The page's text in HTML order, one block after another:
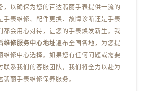
，以确保为您的百达翡丽手表提供一流的
手表维修、配件更换、故障诊断还是手表
都会用心对待，让您的手表焕发新生。我
维修服务中心地址遍布全国各地，为您提
维修中心选择。如果您有任何问题或需要
联系我们的客服团队，我们将全力以赴为
翡丽手表维修保养服务。